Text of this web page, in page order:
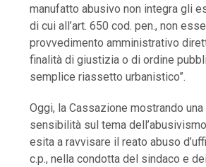
manufatto abusivo non integra gli
di cui all’art. 650 cod. pen., non
provvedimento amministrativo
finalità di giustizia o di ordine
semplice riassetto urbanistico”.
Oggi, la Cassazione mostrando
sensibilità sul tema
esita a ravvisare il reato abuso
c.p., nella condotta del sindaco e